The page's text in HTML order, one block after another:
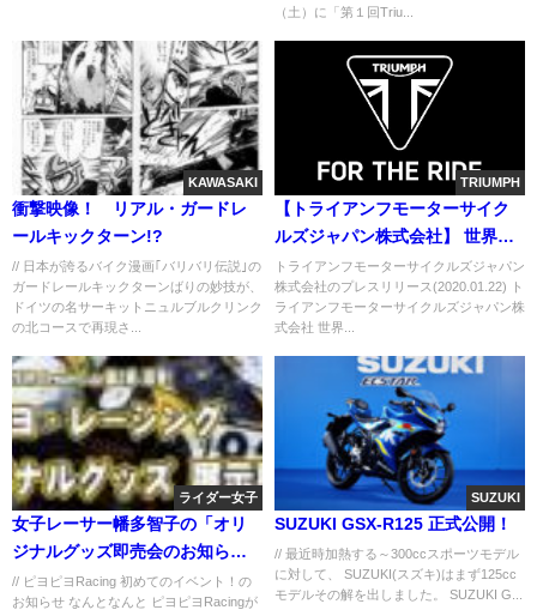
（土）に「第１回Triu...
KAWASAKI
衝撃映像！ リアル・ガードレ
ールキックターン!?
// 日本が誇るバイク漫画｢バリバリ伝説｣の
ガードレールキックターンばりの妙技が、
ドイツの名サーキットニュルブルクリンク
の北コースで再現さ...
TRIUMPH
【トライアンフモーターサイク
ルズジャパン株式会社】 世界で
最も壮大なモーターサイクルア
ドベンチャーからインスパイア
～ 2020年新モデル TIGER 1200
トライアンフモーターサイクルズジャパン
株式会社のプレスリリース(2020.01.22) ト
ライアンフモーターサイクルズジャパン株
式会社 世界...
ライダー女子
女子レーサー幡多智子の「オリ
ジナルグッズ即売会のお知ら
せ」
// ピヨピヨRacing 初めてのイベント！の
お知らせ なんとなんと ピヨピヨRacingが
SUZUKI
SUZUKI GSX-R125 正式公開！
// 最近時加熱する～300ccスポーツモデル
に対して、 SUZUKI(スズキ)はまず125cc
モデルその解を出しました。 SUZUKI G...